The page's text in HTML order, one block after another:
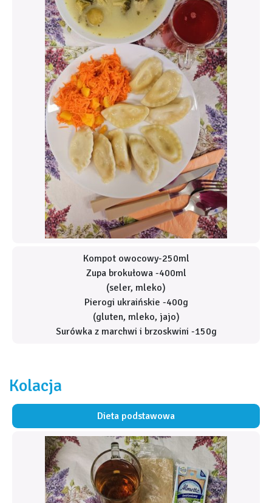
Kompot owocowy-250ml
Zupa brokułowa -400ml
(seler, mleko)
Pierogi ukraińskie -400g
(gluten, mleko, jajo)
Surówka z marchwi i brzoskwini -150g
Kolacja
Dieta podstawowa